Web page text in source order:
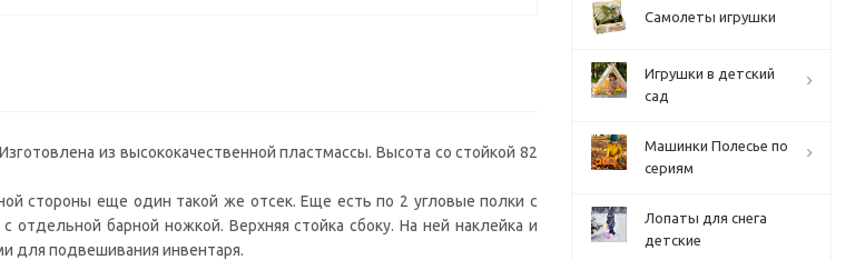
из высококачественной пластмассы. Высота со стойкой 82
стороны еще один такой же отсек. Еще есть по 2 угловые полки с
барной ножкой. Верхняя стойка сбоку. На ней наклейка и
для подвешивания инвентаря.
Самолеты игрушки
Игрушки в детский
сад
Машинки Полесье по
сериям
Лопаты для снега
детские